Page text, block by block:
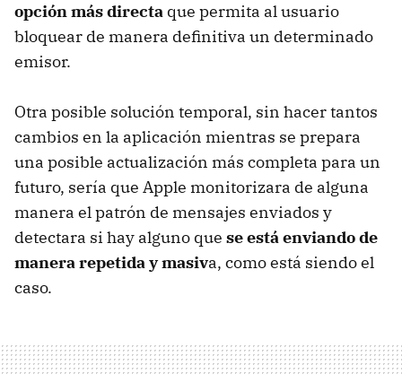
opción más directa que permita al usuario
bloquear de manera definitiva un determinado
emisor.
Otra posible solución temporal, sin hacer tantos
cambios en la aplicación mientras se prepara
una posible actualización más completa para un
futuro, sería que Apple monitorizara de alguna
manera el patrón de mensajes enviados y
detectara si hay alguno que se está enviando de
manera repetida y masiva, como está siendo el
caso.